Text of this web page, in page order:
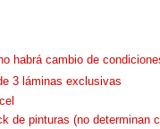
habrá cambio de
3 láminas exclusivas
de pinturas (no determinan